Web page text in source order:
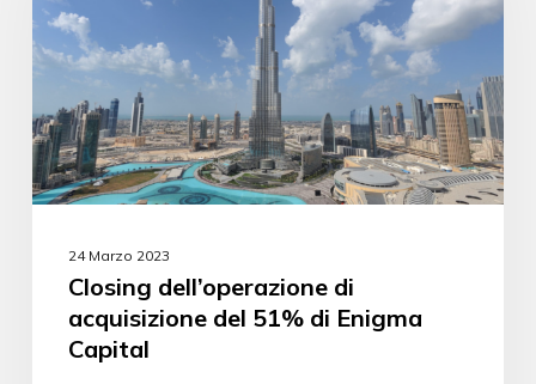
24 Marzo 2023
Closing dell’operazione di
acquisizione del 51% di Enigma
Capital